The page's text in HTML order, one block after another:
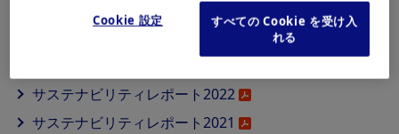
サステナビリティレポート2022
サステナビリティレポート2021
Cookie 設定
すべての Cookie を受け入
れる